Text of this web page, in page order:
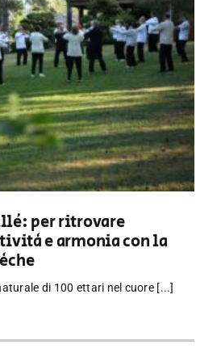
per ritrovare
e armonia con la
di 100 ettari nel cuore [...]